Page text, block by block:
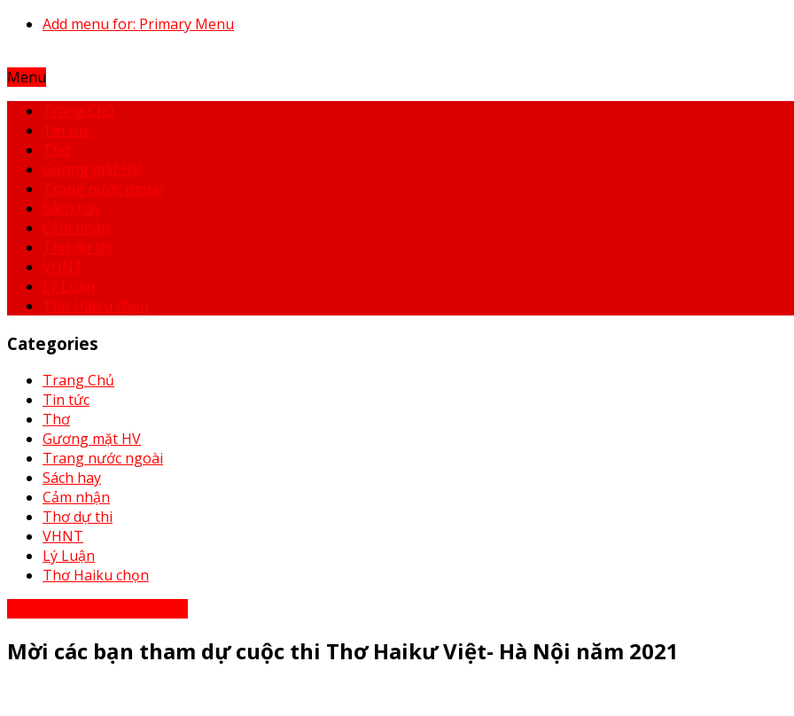
Add menu for: Primary Menu
Menu
Trang Chủ
Tin tức
Thơ
Gương mặt HV
Trang nước ngoài
Sách hay
Cảm nhận
Thơ dự thi
VHNT
Lý Luận
Thơ Haiku chọn
Categories
Trang Chủ
Tin tức
Thơ
Gương mặt HV
Trang nước ngoài
Sách hay
Cảm nhận
Thơ dự thi
VHNT
Lý Luận
Thơ Haiku chọn
Mời các bạn tham dự cuộc thi Thơ Haikư Việt- Hà Nội năm 2021